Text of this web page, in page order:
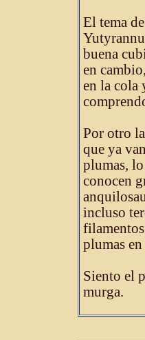
El tema
buena
en
en la cola
Por otro
que ya
plumas,
conocen
incluso
plumas
Siento el
murga.